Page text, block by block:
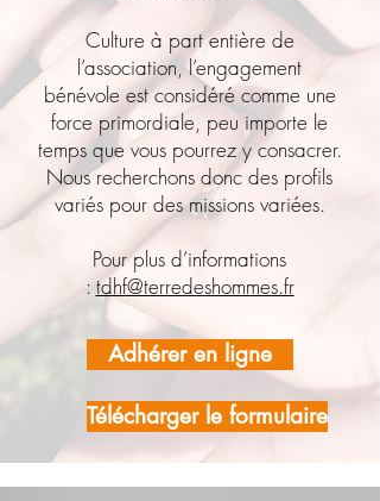
Culture à part entière de
l’association, l’engagement
bénévole est considéré comme une
force primordiale, peu importe le
temps que vous pourrez y consacrer.
Nous recherchons donc des profils
variés pour des missions variées.
Pour plus d’informations
:tdhf@terredeshommes.fr
Adhérer en ligne
Télécharger le formulaire